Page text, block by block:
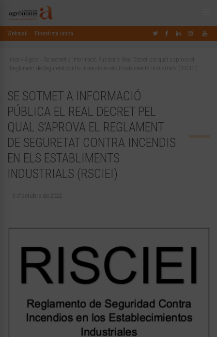
Webmail Finestreta única
Inici Àgora
Se sotmet a Informació Pública el Real Decret pel qual s’aprova el
Reglament de Seguretat contra Incendis en els Establiments Industrials (RSCIEI)
SE SOTMET A INFORMACIÓ
PÚBLICA EL REAL DECRET PEL
QUAL S’APROVA EL REGLAMENT
DE SEGURETAT CONTRA INCENDIS
EN ELS ESTABLIMENTS
INDUSTRIALS (RSCIEI)
5 d'octubre de 2022